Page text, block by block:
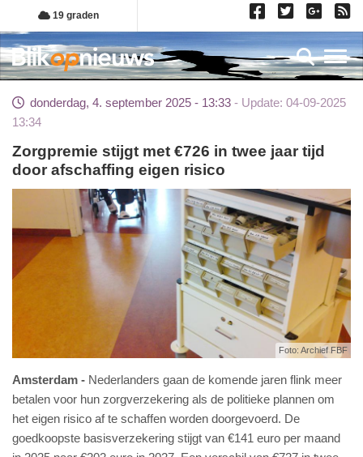
Overslaan
en
naar
de
gaan
19 graden
donderdag, 4. september 2025 - 13:33
Update: 04-09-2025
13:34
Zorgpremie stijgt met €726 in twee jaar tijd
door afschaffing eigen risico
Foto: Archief FBF
Amsterdam
Nederlanders gaan de komende jaren flink meer
betalen voor hun zorgverzekering als de politieke plannen om
het eigen risico af te schaffen worden doorgevoerd. De
goedkoopste basisverzekering stijgt van €141 euro per maand